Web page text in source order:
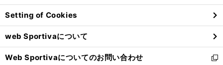
ン
ド
ウ
で
開
く
Setting of Cookies
web Sportivaについて
Web Sportivaについてのお問い合わせ
新